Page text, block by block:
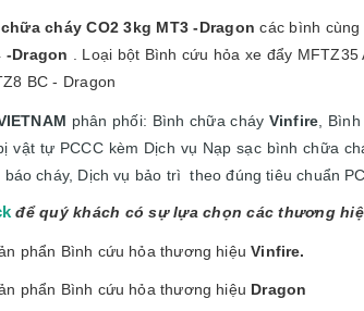
cháy CO2 3kg MT3 -Dragoncác bình
-Dragon . Loại bột Bình cứu hỏa xe đẩy
BC - Dragon
phân phối: Bình chữa cháy Vinfire ,
vật tự PCCC kèm Dịch vụ Nạp sạc bình chữa
báo cháy, Dịch vụ bảo trì theo đúng tiêu chuẩn
để quý khách có sự lựa chọn các thương
phẩn Bình cứu hỏa thương hiệuVinfire.
phẩn Bình cứu hỏa thương hiệu Dragon